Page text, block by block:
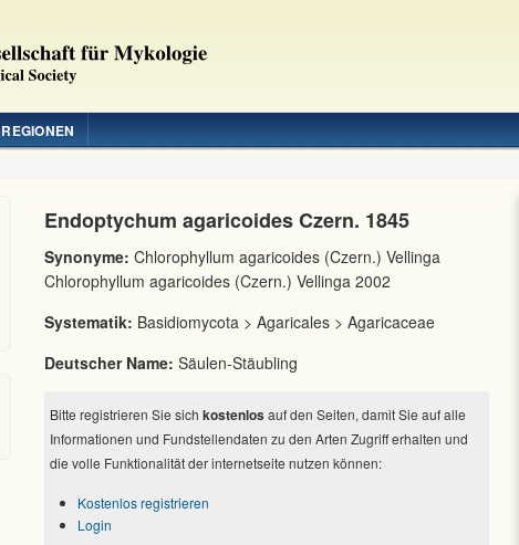
REGIONEN
Endoptychum agaricoides Czern. 1845
Synonyme: Chlorophyllum agaricoides (Czern.) Vellinga
Chlorophyllum agaricoides (Czern.) Vellinga 2002
Systematik: Basidiomycota > Agaricales > Agaricaceae
Deutscher Name: Säulen-Stäubling
Bitte registrieren Sie sich kostenlos auf den Seiten, damit Sie auf alle
Informationen und Fundstellendaten zu den Arten Zugriff erhalten und
die volle Funktionalität der internetseite nutzen können:
Kostenlos registrieren
Login